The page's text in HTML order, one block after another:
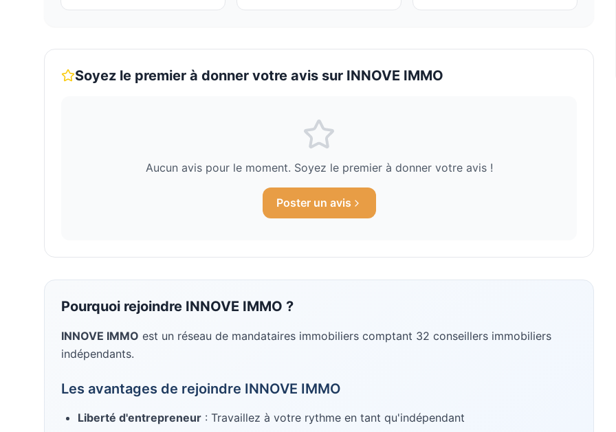
Soyez le premier à donner votre avis sur INNOVE IMMO
Aucun avis pour le moment. Soyez le premier à donner votre avis !
Poster un avis
Pourquoi rejoindre INNOVE IMMO ?
INNOVE IMMO est un réseau de mandataires immobiliers comptant 32 conseillers immobiliers
indépendants.
Les avantages de rejoindre INNOVE IMMO
Liberté d'entrepreneur : Travaillez à votre rythme en tant qu'indépendant